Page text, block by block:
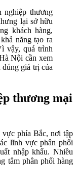
nghiệp thương
lại sở hữu
khách hàng,
năng tạo ra
vậy, quá trình
Nội cần xem
giá trị của
thương mại
phía Bắc, nơi tập
lĩnh vực phân phối
nhập khẩu. Nhiều
tâm phân phối hàng